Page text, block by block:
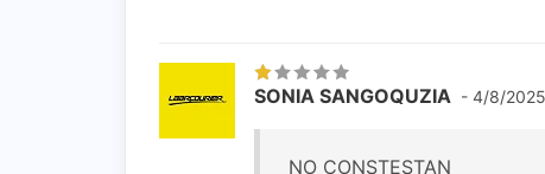
SONIA SANGOQUZIA - 4/8/
NO CONSTESTAN